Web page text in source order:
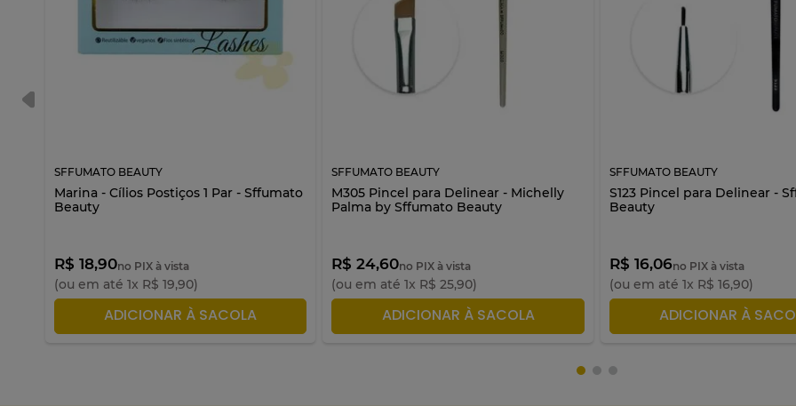
SFFUMATO BEAUTY
Marina - Cílios Postiços 1 Par - Sffumato
Beauty
R$ 18,90no PIX à vista
(ou em até 1x R$ 19,90)
ADICIONAR À SACOLA
SFFUMATO BEAUTY
M305 Pincel para Delinear - Michelly
Palma by Sffumato Beauty
R$ 24,60no PIX à vista
(ou em até1x R$ 25,90)
ADICIONAR À SACOLA
SFFUMATO BEAUTY
S123 Pincel para Delinear -
Beauty
R$ 16,06no PIX à vista
(ou em até 1x R$ 16,90)
ADICIONAR À